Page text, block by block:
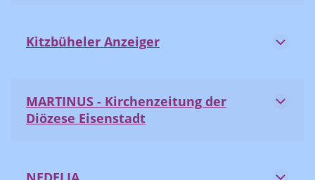
Kitzbüheler Anzeiger
MARTINUS - Kirchenzeitung der
Diözese Eisenstadt